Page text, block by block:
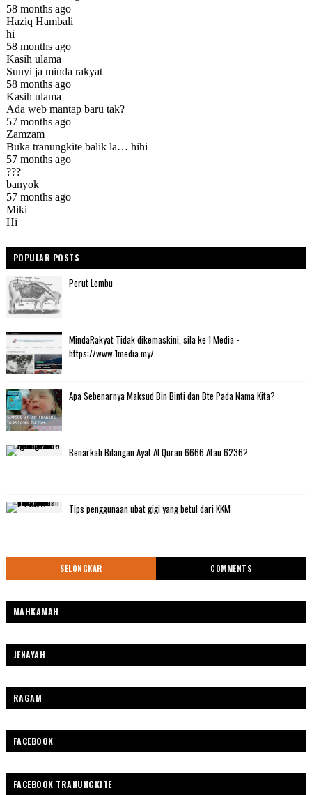
POPULAR POSTS
Perut Lembu
MindaRakyat Tidak dikemaskini, sila ke 1 Media -
https://www.1media.my/
Apa Sebenarnya Maksud Bin Binti dan Bte Pada Nama Kita?
Benarkah Bilangan Ayat Al Quran 6666 Atau 6236?
Tips penggunaan ubat gigi yang betul dari KKM
SELONGKAR COMMENTS
MAHKAMAH
JENAYAH
RAGAM
FACEBOOK
FACEBOOK TRANUNGKITE